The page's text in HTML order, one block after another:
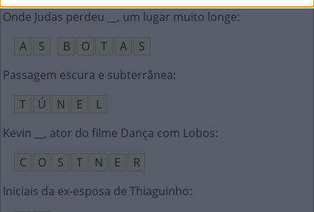
Onde Judas perdeu __, um lugar muito longe:
A
S B O T A
S
Passagem escura e subterrânea:
T
Ú N E
L
Kevin __, ator do filme Dança com Lobos:
C
O S T N E
R
Iniciais da ex-esposa de Thiaguinho: